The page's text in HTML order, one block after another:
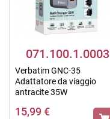
071.100.1.0003
Verbatim GNC-35
Adattatore da viaggio
antracite 35W
15,99 €